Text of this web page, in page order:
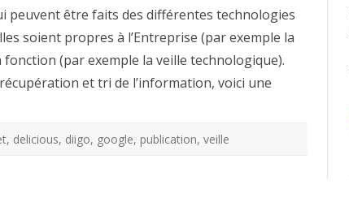
et
Gestion
de
Contenus
–
2
peuvent être faits des différentes technologies
soient propres à l’Entreprise (par exemple la
fonction (par exemple la veille technologique).
et tri de l’information, voici une
, delicious, diigo, google, publication, veille